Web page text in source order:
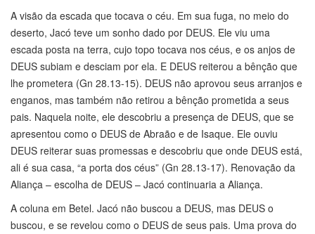
A visão da escada que tocava o céu. Em sua fuga, no meio do
deserto, Jacó teve um sonho dado por DEUS. Ele viu uma
escada posta na terra, cujo topo tocava nos céus, e os anjos de
DEUS subiam e desciam por ela. E DEUS reiterou a bênção que
lhe prometera (Gn 28.13-15). DEUS não aprovou seus arranjos e
enganos, mas também não retirou a bênção prometida a seus
pais. Naquela noite, ele descobriu a presença de DEUS, que se
apresentou como o DEUS de Abraão e de Isaque. Ele ouviu
DEUS reiterar suas promessas e descobriu que onde DEUS está,
ali é sua casa, “a porta dos céus” (Gn 28.13-17). Renovação da
Aliança – escolha de DEUS – Jacó continuaria a Aliança.
A coluna em Betel. Jacó não buscou a DEUS, mas DEUS o
buscou, e se revelou como o DEUS de seus pais. Uma prova do